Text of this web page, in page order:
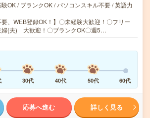
OK / ブランクOK / パソコンスキル不要 / 英語力
要、WEB登録OK！】〇未経験大歓迎！〇フリー
婦(夫) 大歓迎！〇ブランクOK〇週5…
30代 40代 50代 60代
応募へ進む 詳しく見る